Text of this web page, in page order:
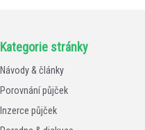
Kategorie stránky
Návody & články
Porovnání půjček
Inzerce půjček